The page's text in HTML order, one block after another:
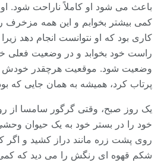
باعث می شود او کاملاً ناراحت شود.
کمی بیشتر بخوابم و این همه مزخرف
کاری بود که او نتوانست انجام دهد
راست خود بخوابد و در وضعیت فعلی
وضعیت شود. موقعیت هرچقدر
پرتاب کرد، همیشه به همان جایی که
یک روز صبح، وقتی گرگور سامسا از
خود را در بستر خود به یک حیوان
روی پشت زره مانند دراز کشید و اگر
شکم قهوه ای رنگش را می دید که